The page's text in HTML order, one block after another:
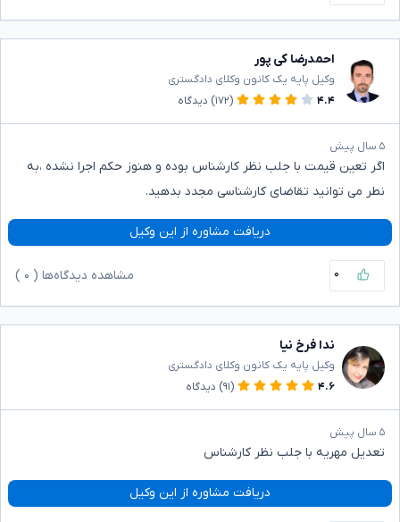
احمدرضا کی پور
وکیل پایه یک کانون وکلای دادگستری
۴.۴
(۱۷۲) دیدگاه
۵ سال پیش
اگر تعین قیمت با جلب نظر کارشناس بوده و هنوز حکم اجرا نشده ،به
نطر می توانید تقاضای کارشناسی مجدد بدهید.
دریافت مشاوره از این وکیل
۰ مشاهده دیدگاه‌ها ( ۰
ندا فرخ نیا
وکیل پایه یک کانون وکلای دادگستری
۴.۶
(۹۱) دیدگاه
۵ سال پیش
تعدیل مهریه با جلب نظر کارشناس
دریافت مشاوره از این وکیل